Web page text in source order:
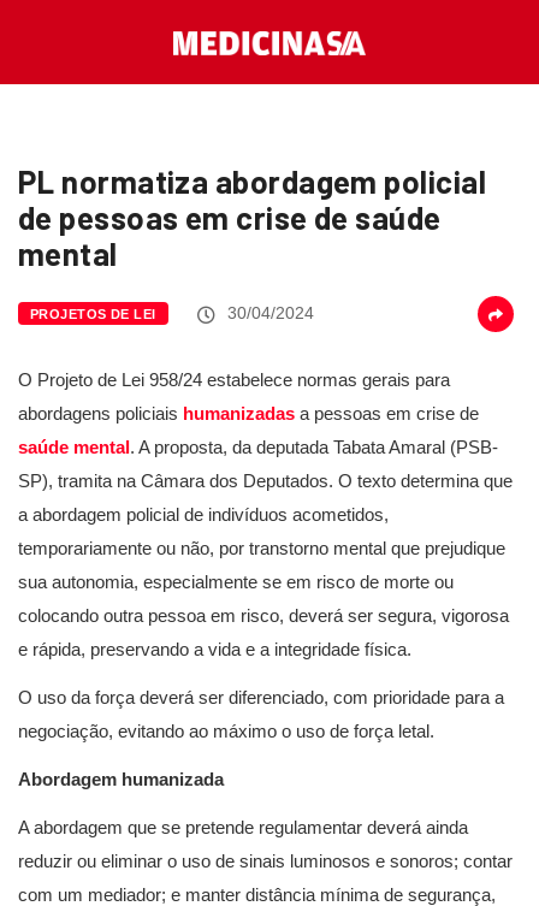
PL normatiza abordagem policial
de pessoas em crise de saúde
mental
PROJETOS DE LEI 30/04/2024
O Projeto de Lei 958/24 estabelece normas gerais para
abordagens policiais humanizadas a pessoas em crise de
saúde mental. A proposta, da deputada Tabata Amaral (PSB-
SP), tramita na Câmara dos Deputados. O texto determina que
a abordagem policial de indivíduos acometidos,
temporariamente ou não, por transtorno mental que prejudique
sua autonomia, especialmente se em risco de morte ou
colocando outra pessoa em risco, deverá ser segura, vigorosa
e rápida, preservando a vida e a integridade física.
O uso da força deverá ser diferenciado, com prioridade para a
negociação, evitando ao máximo o uso de força letal.
Abordagem humanizada
A abordagem que se pretende regulamentar deverá ainda
reduzir ou eliminar o uso de sinais luminosos e sonoros; contar
com um mediador; e manter distância mínima de segurança,